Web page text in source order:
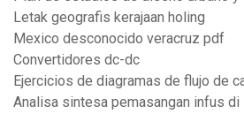
Letak geografis kerajaan holing
Mexico desconocido veracruz pdf
Convertidores dc-dc
Ejercicios de diagramas de flujo de
Analisa sintesa pemasangan infus di